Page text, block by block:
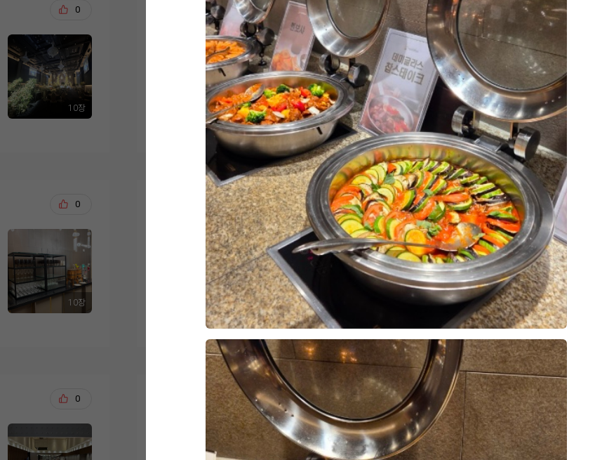
이렇게 완벽한걸 괜한 걱정ㅜㅜㅋㅋㅋㅋㅋㅋ
다들 하루뿐이고 한번뿐인 웨딩홀 고르시려면!!
위더스!!!!
1.합리적인가격!!!!!
2.맛있는 음식!!!!!!
3.단독건물!!!!
4.넓은 주차장!!!!!
5.직원분들의 친절함!!!!??
제발 강추!!!!!!! 상담받을때부터 너무 친절하고 상세히 설명
해주셔서 더 설레는 준비과정이었어요!!!!!
감사합이다 위더스????????
가장 마음에 들었던 부분은 교통과 접근성이었습니다.
영등포시장역과 영등포역 모두 이용할 수 있어 대중교통으
로 오시는 하객분들이 편하게 방문하실 수 있을 것 같았고,
건물도 워낙 눈에 잘 띄어서 처음 오시는 분들도 쉽게 찾을
수 있다는 점이 좋았습니다.
홀을 둘러보면서는 높은 층고가 가장 인상적이었습니다.
실제로 들어가 보니 사진보다 훨씬 웅장한 느낌이었어요!
홀을 선택할때, 층고가 높고 버진로드가 길었으면 좋겠다.
어두운 홀이지만 너무 어둡진 않았으면 좋겠다 생각했었는
저희 생각과 딱 맞는 곳이였어요!!
한 층에 한 개의 홀만 운영되는 단독홀이고, 전체적으로 생
화 장식과 조명도 과하지 않으면서 고급스럽더라구용
그리고 결혼식을 준비하면서 가장 중요하게 생각했던 것
중 하나가 식사였는데,
위더스는 음식 만족도가 높다는 후기가 많았고, 연회장을
직접 둘러봤을 때도 음식 구성과 공간이 깔끔하게 관리되
고 있다는 느낌을 받았습니다.
아직 시식 전이지만 기대가 많이 됩니다!
상담을 진행해주신 직원분도 정말 친절하셨습니다.
웨딩홀도 실제로 볼 수 있었고, 타이밍 좋게 조명도 어떻게
되는지 상세하게 보여주셨어요!
웨딩홀 투어를 많이 가기도 했었고, 위더스 뒤에 더 다녀올
0
10장
김강, 이정희 2026-07-28 20명 읽음
결론부터 말씀드리자면, 양가 부모님 모두 매우 만족하셨
습니다.
저희는 신랑신부, 양가 부모님까지 모두6명이 갔는데
무엇보다 층별로 분리된 연회장 덕분에 동선이 편리했고,
음식 역시 기대 이상으로 퀄리티가 좋았어요.
개인적인 욕심을 조금 보태자면, 테이블 간 간격이 조금만
더 넓었으면 하객들이 이동하거나 식사하기에 더욱 편했을
것 같고, 디저트 종류도 조금 더 다양했다면 식사의 마무리
까지 더욱 완벽했을 것이라는 생각이 들었습니다.
하지만 이러한 부분들은 정말 작은 아쉬움에 불과했습니
다수가 선택한 위더스인 만큼, 주위 분들도 맛있다를 남발
해 주셨구요.
요즘 고물가 시대에 좋은 퀄리티의 음식은 기본인데, 그 기
본을 잘 지켜주는 웨딩홀이었습니다.
저희의 선택이 하객들의 즐거움으로까지 이어지길 바라며!
식 준비를 잘 마쳐보겠습니다.
더 보기
10장
0
10장
윤종균, 김아름 2026-07-28 22명 읽음 0
웨딩을 준비하면서 가장 중요하게 생각했던 것 중 하나가
바로 하객 식사였어요. 그래서 본식을 앞두고 웨딩그룹 위
더스 영등포 시식에 다녀왔는데, 전체적으로 기대 이상이
라 만족스러웠습니다.
시식은 예약한 시간에 맞춰 방문했고, 직원분들이 친절하
게 자리까지 안내해 주셔서 첫인상부터 좋았어요. 연회장
은 깔끔하게 관리되고 있었고, 음식도 정갈하게 진열되어
있어 보기만 해도 먹음직스러웠습니다.
가장 마음에 들었던 점은 음식 종류가 정말 다양하다는 것
이었어요. 한식, 중식, 양식, 일식은 물론 샐러드와 디저트
까지 골고루 준비되어 있어서 남녀노소 누구나 만족할 수
있을 것 같았습니다. 특히 갈비찜과 스테이크는 부드럽고
더 보기
10장
0 김동현, 김해인 2026-07-28 20명 읽음 0
8월 말 예식을 앞두고 있는 예신이라 결혼식 준비의 마지
막 점검을 하는 마음으로 위더스 영등포 시식에 다녀왔습